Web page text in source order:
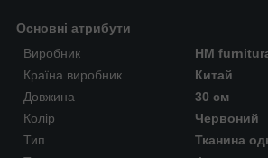
Основні атрибути
Виробник
HM
Країна виробник
Китай
Довжина
30 см
Колір
Червоний
Тип
Тканина